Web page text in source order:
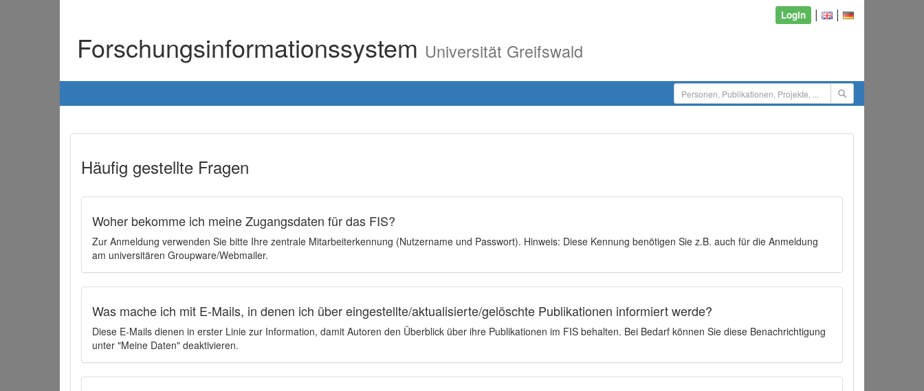
Login | |
Forschungsinformationssystem Universität Greifswald
Häufig gestellte Fragen
Woher bekomme ich meine Zugangsdaten für das FIS?
Zur Anmeldung verwenden Sie bitte Ihre zentrale Mitarbeiterkennung (Nutzername und Passwort). Hinweis: Diese Kennung benötigen Sie z.B. auch für die Anmeldung
am universitären Groupware/Webmailer.
Was mache ich mit E-Mails, in denen ich über eingestellte/aktualisierte/gelöschte Publikationen informiert werde?
Diese E-Mails dienen in erster Linie zur Information, damit Autoren den Überblick über ihre Publikationen im FIS behalten. Bei Bedarf können Sie diese Benachrichtigung
unter "Meine Daten" deaktivieren.